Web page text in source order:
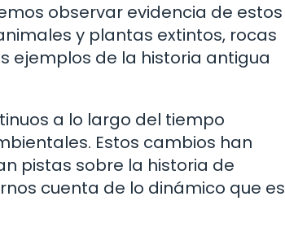
observar evidencia de estos
y plantas extintos, rocas
ejemplos de la historia antigua
a lo largo del tiempo
Estos cambios han
pistas sobre la historia de
cuenta de lo dinámico que es